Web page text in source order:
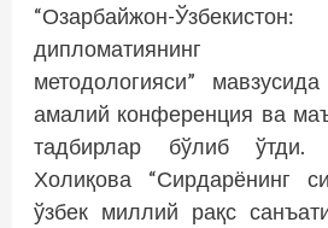
“Озарбайжон-
дипломатиянинг
методологияси”
амалий конференция ва
тадбирлар бўлиб ўтди.
Холиқова “Сирдарёнинг
ўзбек миллий рақс